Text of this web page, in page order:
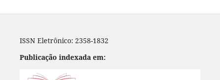
ISSN Eletrônico: 2358-1832
Publicação indexada em: